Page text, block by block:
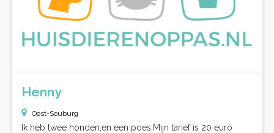
Henny
Oost-Souburg
Ik heb twee honden,en een poes.Mijn tarief is 20 euro